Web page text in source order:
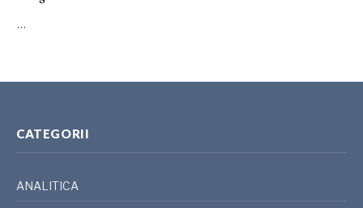
…
CATEGORII
ANALITICA